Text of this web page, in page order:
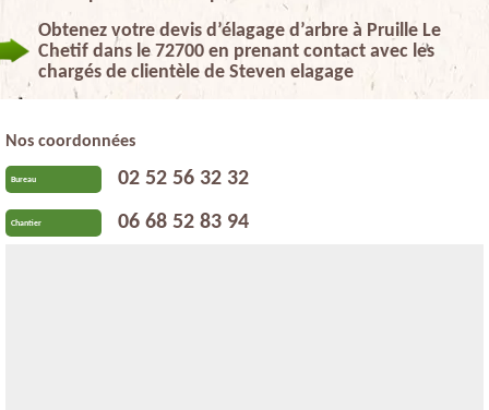
Obtenez votre devis d’élagage d’arbre à Pruille Le
Chetif dans le 72700 en prenant contact avec les
chargés de clientèle de Steven elagage
Nos coordonnées
Bureau 02 52 56 32 32
Chantier 06 68 52 83 94